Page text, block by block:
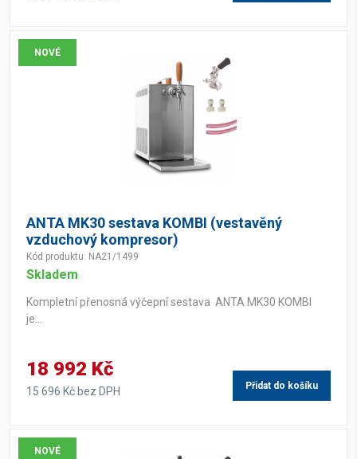
NOVÉ
ANTA MK30 sestava KOMBI (vestavěný
vzduchový kompresor)
Kód produktu: NA21/1499
Skladem
Kompletní přenosná výčepní sestava ANTA MK30 KOMBI
je...
18 992 Kč
15 696 Kč bez DPH Přidat do košíku
NOVÉ